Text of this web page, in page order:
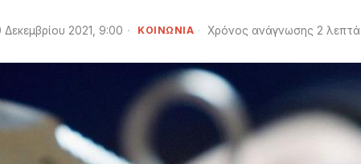
Δεκεμβρίου 2021, 9:00 ΚΟΙΝΩΝΙΑ Χρόνος ανάγνωσης 2 λεπτά